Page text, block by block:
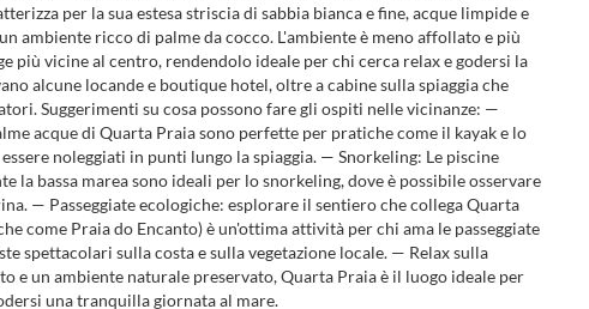
per la sua estesa striscia di sabbia bianca e fine, acque limpide e
ambiente ricco di palme da cocco. L'ambiente è meno affollato e più
più vicine al centro, rendendolo ideale per chi cerca relax e godersi la
alcune locande e boutique hotel, oltre a cabine sulla spiaggia che
Suggerimenti su cosa possono fare gli ospiti nelle vicinanze: —
acque di Quarta Praia sono perfette per pratiche come il kayak e lo
noleggiati in punti lungo la spiaggia. — Snorkeling: Le piscine
la bassa marea sono ideali per lo snorkeling, dove è possibile osservare
— Passeggiate ecologiche: esplorare il sentiero che collega Quarta
come Praia do Encanto) è un'ottima attività per chi ama le passeggiate
spettacolari sulla costa e sulla vegetazione locale. — Relax sulla
e un ambiente naturale preservato, Quarta Praia è il luogo ideale per
una tranquilla giornata al mare.